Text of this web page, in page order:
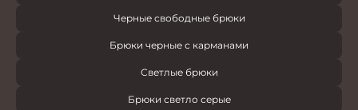
Черные свободные брюки
Брюки черные с карманами
Светлые брюки
Брюки светло серые